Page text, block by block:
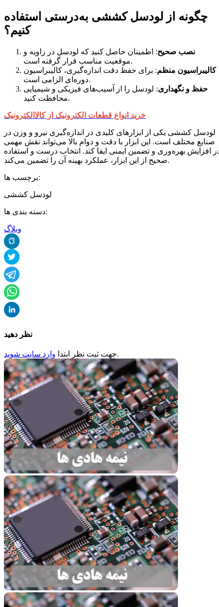
چگونه از لودسل کششی به‌درستی استفاده
کنیم؟
نصب صحیح: اطمینان حاصل کنید که لودسل در زاویه و
موقعیت مناسب قرار گرفته است.
کالیبراسیون منظم: برای حفظ دقت اندازه‌گیری، کالیبراسیون
دوره‌ای الزامی است.
حفظ و نگهداری: لودسل را از آسیب‌های فیزیکی و شیمیایی
محافظت کنید.
خرید انواع قطعات الکترونیک از کالاالکترونیک
لودسل کششی یکی از ابزارهای کلیدی در اندازه‌گیری نیرو و وزن در
صنایع مختلف است. این ابزار با دقت و دوام بالا می‌تواند نقش مهمی
افزایش بهره‌وری و تضمین ایمنی ایفا کند. انتخاب درست و استفاده
صحیح از این ابزار، عملکرد بهینه آن را تضمین می‌کند.
برچسب ها:
لودسل کششی
دسته بندی ها:
وبلاگ
نظر دهید
جهت ثبت نظر ابتدا وارد سایت شوید .